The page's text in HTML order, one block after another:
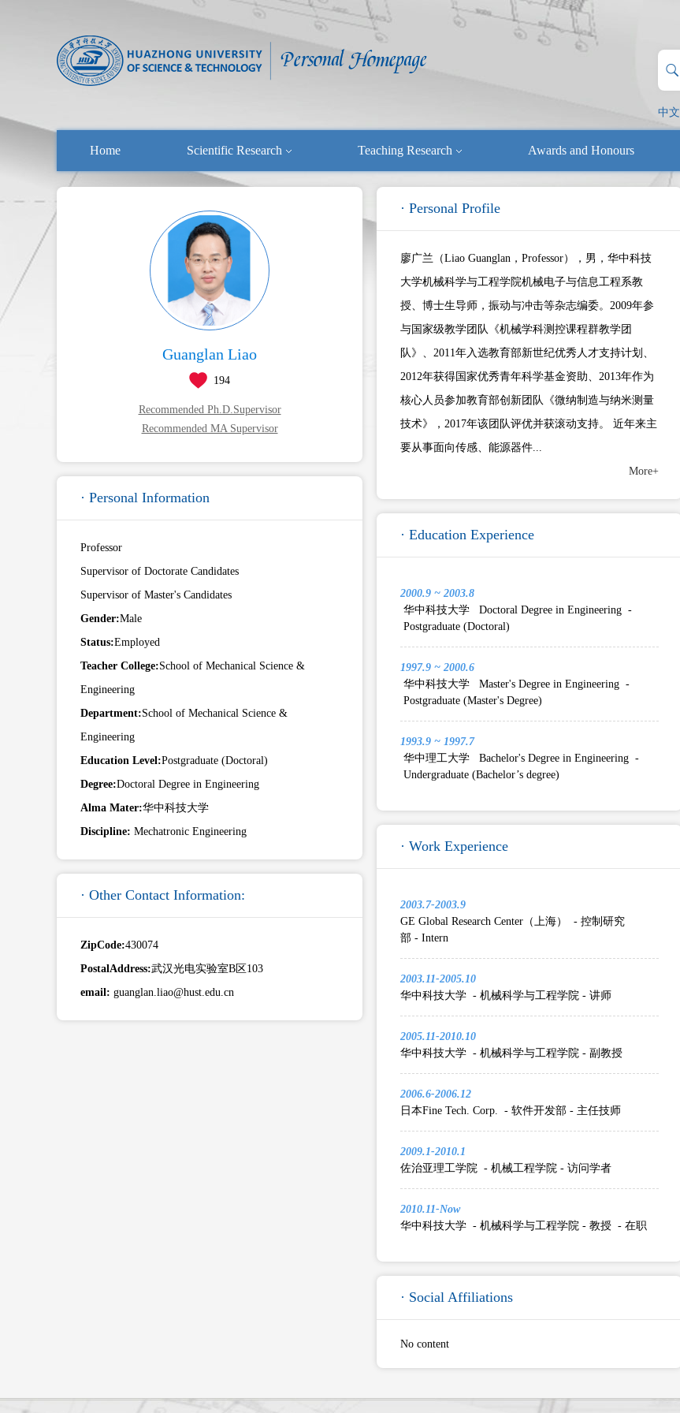
中文
Home Scientific Research Teaching Research Awards and Honours
Guanglan Liao
194
Recommended Ph.D.Supervisor
Recommended MA Supervisor
· Personal Information
Professor
Supervisor of Doctorate Candidates
Supervisor of Master's Candidates
Gender:Male
Status:Employed
Teacher College:School of Mechanical Science &
Engineering
Department:School of Mechanical Science &
Engineering
Education Level:Postgraduate (Doctoral)
Degree:Doctoral Degree in Engineering
Alma Mater:华中科技大学
Discipline: Mechatronic Engineering
· Other Contact Information:
ZipCode:430074
PostalAddress:武汉光电实验室B区103
email: guanglan.liao@hust.edu.cn
· Personal Profile
廖广兰（Liao Guanglan，Professor），男，华中科技
大学机械科学与工程学院机械电子与信息工程系教
授、博士生导师，振动与冲击等杂志编委。2009年参
与国家级教学团队《机械学科测控课程群教学团
队》、2011年入选教育部新世纪优秀人才支持计划、
2012年获得国家优秀青年科学基金资助、2013年作为
核心人员参加教育部创新团队《微纳制造与纳米测量
技术》，2017年该团队评优并获滚动支持。 近年来主
要从事面向传感、能源器件...
More+
· Education Experience
2000.9 ~ 2003.8
华中科技大学 Doctoral Degree in Engineering -
Postgraduate (Doctoral)
1997.9 ~ 2000.6
华中科技大学 Master's Degree in Engineering -
Postgraduate (Master's Degree)
1993.9 ~ 1997.7
华中理工大学 Bachelor's Degree in Engineering -
Undergraduate (Bachelor’s degree)
· Work Experience
2003.7-2003.9
GE Global Research Center（上海） - 控制研究
部 - Intern
2003.11-2005.10
华中科技大学 - 机械科学与工程学院 - 讲师
2005.11-2010.10
华中科技大学 - 机械科学与工程学院 - 副教授
2006.6-2006.12
日本Fine Tech. Corp. - 软件开发部 - 主任技师
2009.1-2010.1
佐治亚理工学院 - 机械工程学院 - 访问学者
2010.11-Now
华中科技大学 - 机械科学与工程学院 - 教授 - 在职
· Social Affiliations
No content